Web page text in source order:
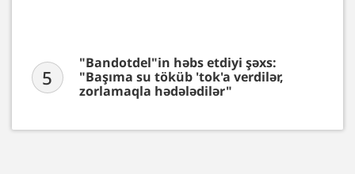
5
"Bandotdel"in həbs etdiyi şəxs:
"Başıma su töküb 'tok'a verdilər,
zorlamaqla hədələdilər"